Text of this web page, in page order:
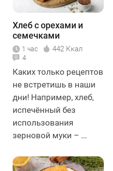
Хлеб с орехами и
семечками
1 час 442 Ккал
4
Каких только рецептов
не встретишь в наши
дни! Например, хлеб,
испечённый без
использования
зерновой муки – ...